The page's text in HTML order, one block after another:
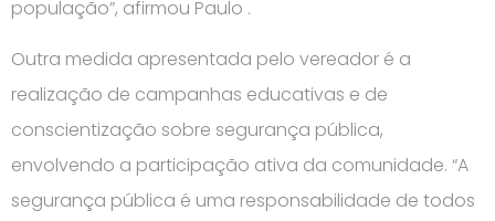
população”, afirmou Paulo .
Outra medida apresentada pelo vereador é a
realização de campanhas educativas e de
conscientização sobre segurança pública,
envolvendo a participação ativa da comunidade. “A
segurança pública é uma responsabilidade de todos